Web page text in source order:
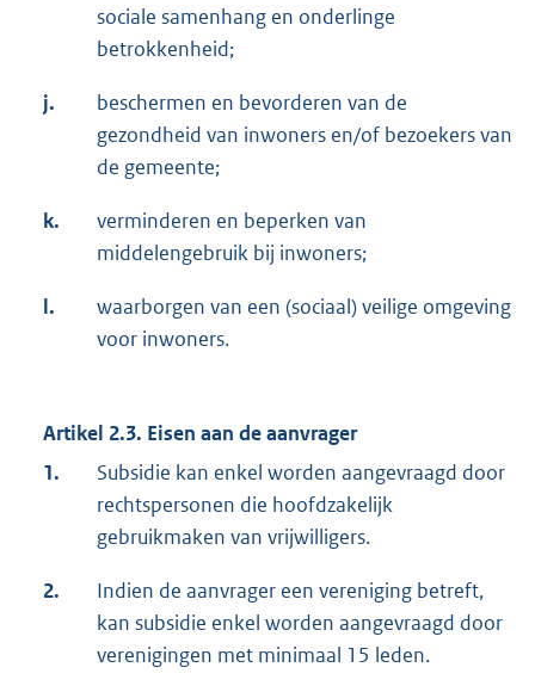
sociale samenhang en onderlinge
betrokkenheid;
j.
beschermen en bevorderen van de
gezondheid van inwoners en/of bezoekers van
de gemeente;
k.
verminderen en beperken van
middelengebruik bij inwoners;
l.
waarborgen van een (sociaal) veilige omgeving
voor inwoners.
Artikel 2.3. Eisen aan de aanvrager
1.
Subsidie kan enkel worden aangevraagd door
rechtspersonen die hoofdzakelijk
gebruikmaken van vrijwilligers.
2.
Indien de aanvrager een vereniging betreft,
kan subsidie enkel worden aangevraagd door
verenigingen met minimaal 15 leden.